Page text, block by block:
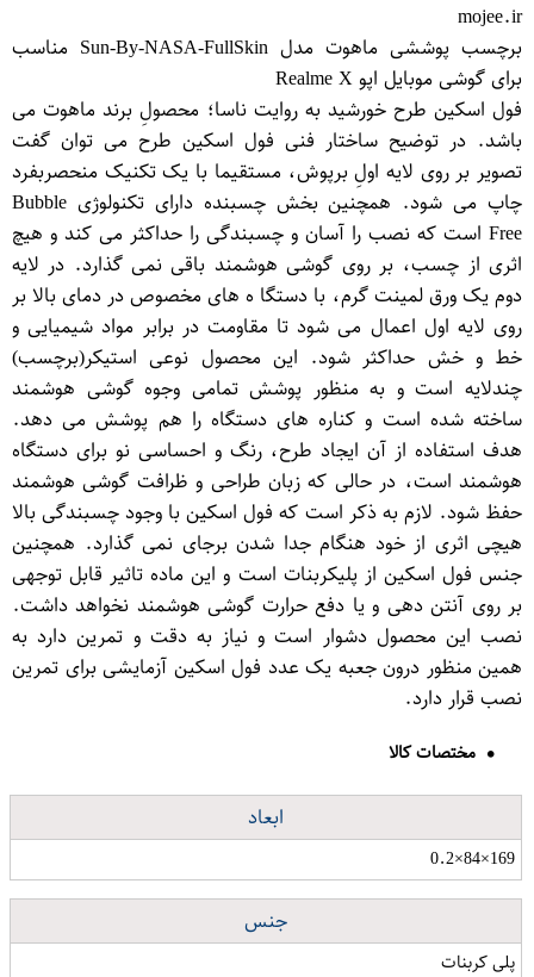
mojee.ir
برچسب پوششی ماهوت مدل Sun-By-NASA-FullSkin مناسب
برای گوشی موبایل اپو Realme X
فول اسکین طرح خورشید به روایت ناسا؛ محصولِ برند ماهوت می
باشد. در توضیح ساختار فنی فول اسکین طرح می توان گفت
تصویر بر روی لایه اولِ برپوش، مستقیما با یک تکنیک منحصربفرد
چاپ می شود. همچنین بخش چسبنده دارای تکنولوژی Bubble
Free است که نصب را آسان و چسبندگی را حداکثر می کند و هیچ
اثری از چسب، بر روی گوشی هوشمند باقی نمی گذارد. در لایه
دوم یک ورق لمینت گرم، با دستگا ه های مخصوص در دمای بالا بر
روی لایه اول اعمال می شود تا مقاومت در برابر مواد شیمیایی و
خط و خش حداکثر شود. این محصول نوعی استیكر(برچسب)
چندلایه است و به منظور پوشش تمامی وجوه گوشی هوشمند
ساخته شده است و كناره های دستگاه را هم پوشش می دهد.
هدف استفاده از آن ایجاد طرح، رنگ و احساسی نو برای دستگاه
هوشمند است، در حالی كه زبان طراحی و ظرافت گوشی هوشمند
حفظ شود. لازم به ذکر است که فول اسکین با وجود چسبندگی بالا
هیچی اثری از خود هنگام جدا شدن برجای نمی گذارد. همچنین
جنس فول اسکین از پلیكربنات است و این ماده تاثیر قابل توجهی
بر روی آنتن دهی و یا دفع حرارت گوشی هوشمند نخواهد داشت.
نصب این محصول دشوار است و نیاز به دقت و تمرین دارد به
همین منظور درون جعبه یک عدد فول اسکین آزمایشی برای تمرین
نصب قرار دارد.
مختصات کالا
ابعاد
169×84×0.2
جنس
پلی کربنات